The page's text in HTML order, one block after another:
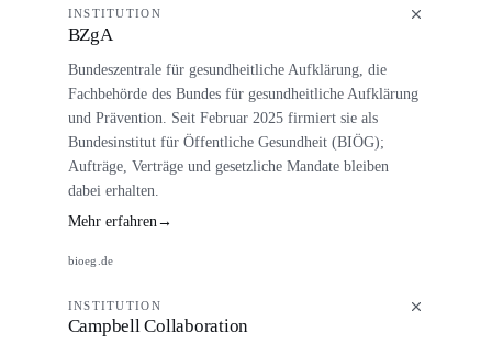
INSTITUTION
BZgA
Bundeszentrale für gesundheitliche Aufklärung, die
Fachbehörde des Bundes für gesundheitliche Aufklärung
und Prävention. Seit Februar 2025 firmiert sie als
Bundesinstitut für Öffentliche Gesundheit (BIÖG);
Aufträge, Verträge und gesetzliche Mandate bleiben
dabei erhalten.
Mehr erfahren→
bioeg.de
INSTITUTION
Campbell Collaboration